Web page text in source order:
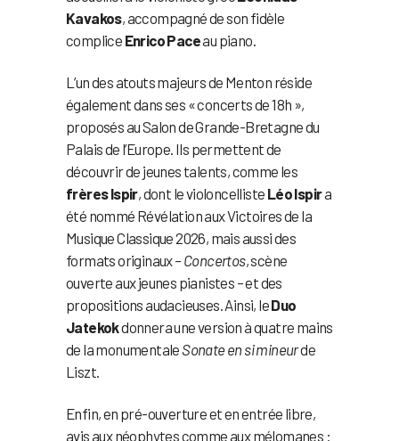
Kavakos, accompagné de son fidèle
complice Enrico Paceau piano.
L’un des atouts majeurs de Menton réside
également dans ses « concerts de 18h »,
proposés au Salon de Grande-Bretagne du
Palais de l’Europe. Ils permettent de
découvrir de jeunes talents, comme les
frères Ispir, dont le violoncelliste Léo Ispira
été nommé Révélation aux Victoires de la
Musique Classique 2026, mais aussi des
formats originaux – Concertos, scène
ouverte aux jeunes pianistes – et des
propositions audacieuses. Ainsi, leDuo
Jatekokdonnera une version à quatre mains
de la monumentale Sonate en si mineurde
Liszt.
Enfin, en pré-ouverture et en entrée libre,
avis aux néophytes comme aux mélomanes :